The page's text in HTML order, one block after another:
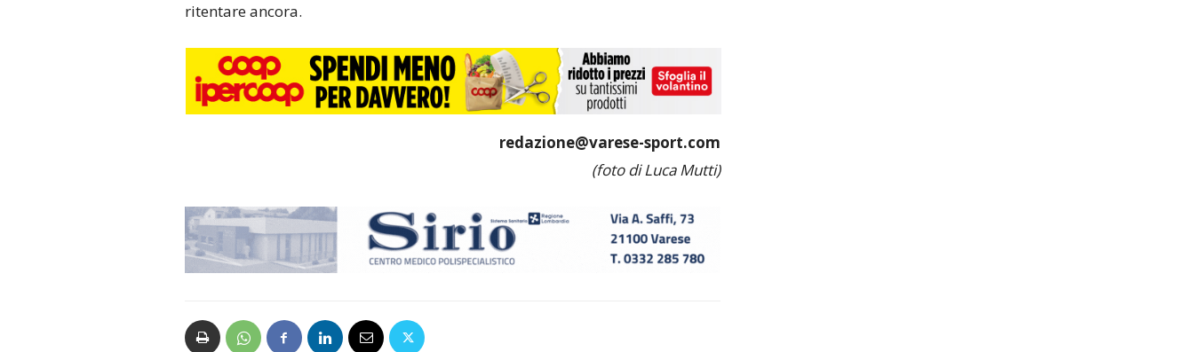
ritentare ancora.
redazione@varese-sport.com
(foto di Luca Mutti)